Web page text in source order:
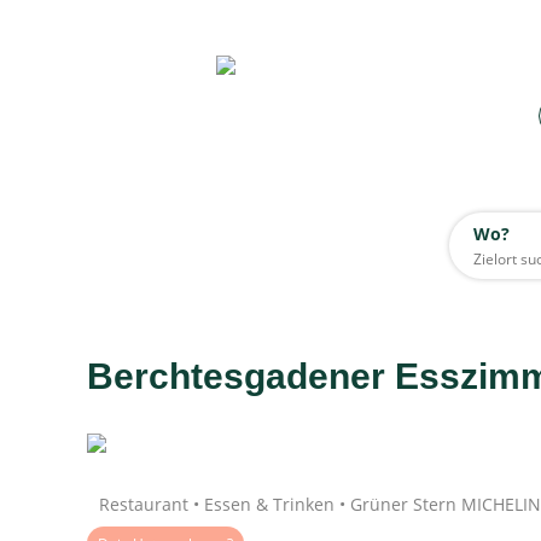
Wo?
Wo?
Daten werden geladen
Berchtesgadener
Restaurant • Essen & Trinken • Grüner Stern MICHELIN